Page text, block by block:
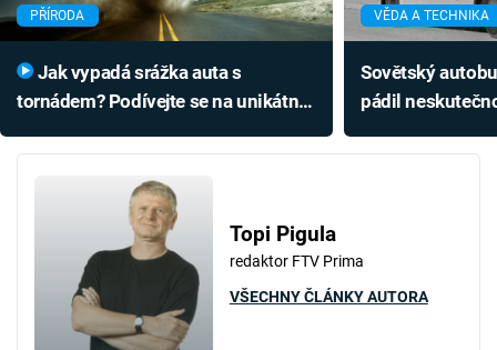
PŘÍRODA
tornádem? Podívejte se na unikátní
VĚDA A TECHNIKA
Sovětský
pádil
Topi Pigula
redaktor FTV Prima
VŠECHNY ČLÁNKY AUTORA